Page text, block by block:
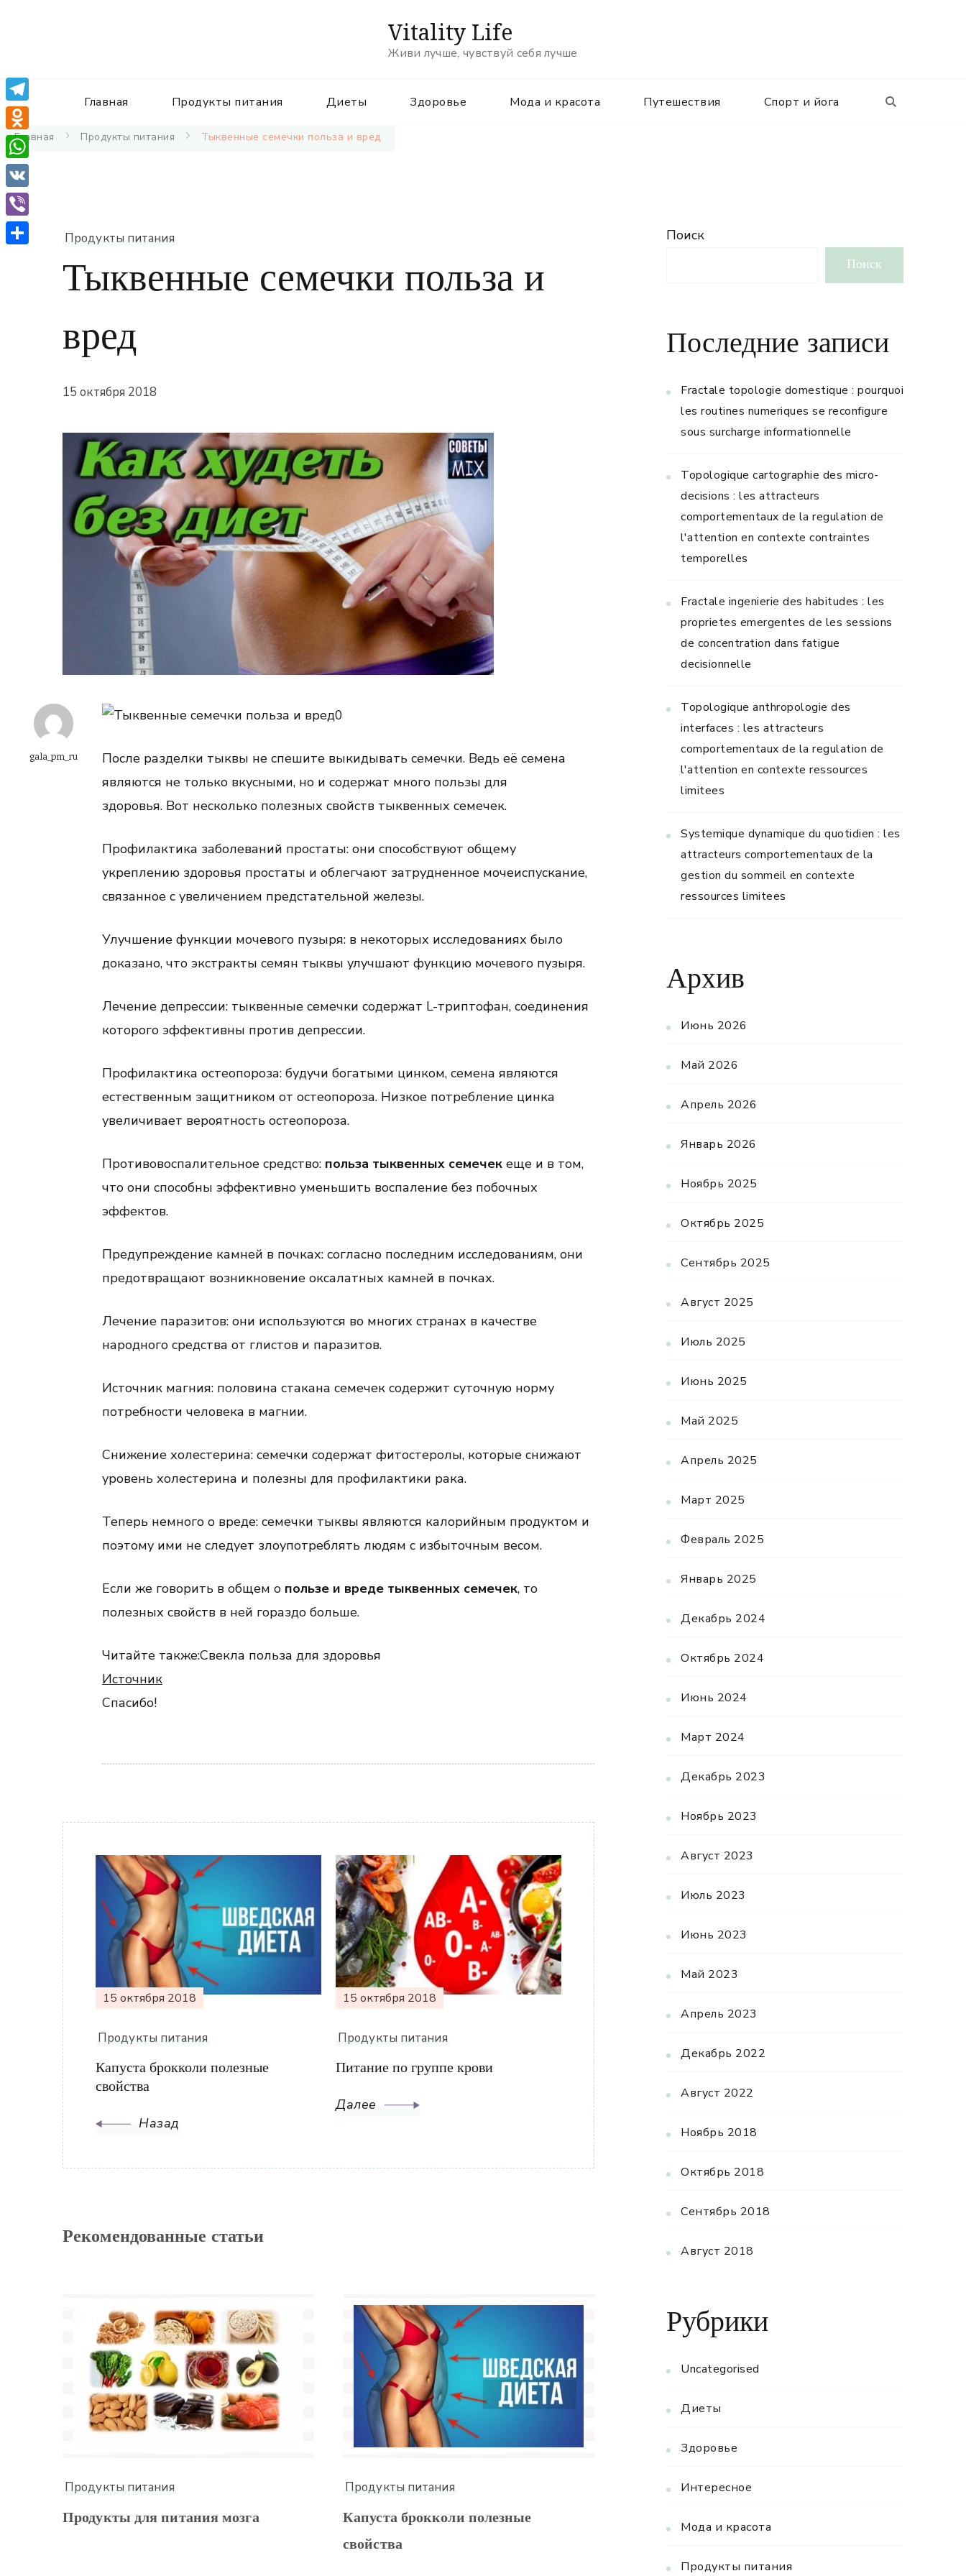
Vitality Life
Живи лучше, чувствуй себя лучше
Главная Продукты питания Диеты Здоровье Мода и красота Путешествия Спорт и йога
Главная Продукты питания Тыквенные семечки польза и вред
Продукты питания
Тыквенные семечки польза и
вред
15 октября 2018
gala_pm_ru
После разделки тыквы не спешите выкидывать семечки. Ведь её семена
являются не только вкусными, но и содержат много пользы для
здоровья. Вот несколько полезных свойств тыквенных семечек.
Профилактика заболеваний простаты: они способствуют общему
укреплению здоровья простаты и облегчают затрудненное мочеиспускание,
связанное с увеличением предстательной железы.
Улучшение функции мочевого пузыря: в некоторых исследованиях было
доказано, что экстракты семян тыквы улучшают функцию мочевого пузыря.
Лечение депрессии: тыквенные семечки содержат L-триптофан, соединения
которого эффективны против депрессии.
Профилактика остеопороза: будучи богатыми цинком, семена являются
естественным защитником от остеопороза. Низкое потребление цинка
увеличивает вероятность остеопороза.
Противовоспалительное средство: польза тыквенных семечек еще и в том,
что они способны эффективно уменьшить воспаление без побочных
эффектов.
Предупреждение камней в почках: согласно последним исследованиям, они
предотвращают возникновение оксалатных камней в почках.
Лечение паразитов: они используются во многих странах в качестве
народного средства от глистов и паразитов.
Источник магния: половина стакана семечек содержит суточную норму
потребности человека в магнии.
Снижение холестерина: семечки содержат фитостеролы, которые снижают
уровень холестерина и полезны для профилактики рака.
Теперь немного о вреде: семечки тыквы являются калорийным продуктом и
поэтому ими не следует злоупотреблять людям с избыточным весом.
Если же говорить в общем о пользе и вреде тыквенных семечек, то
полезных свойств в ней гораздо больше.
Читайте также:Свекла польза для здоровья
Источник
Спасибо!
Навигация
по
записям
15 октября 2018
Продукты питания
Капуста брокколи полезные
свойства
Назад
15 октября 2018
Продукты питания
Питание по группе крови
Далее
Рекомендованные статьи
Продукты питания
Продукты для питания мозга
Продукты питания
Капуста брокколи полезные
свойства
Поиск
Поиск
Последние записи
Fractale topologie domestique : pourquoi
les routines numeriques se reconfigure
sous surcharge informationnelle
Topologique cartographie des micro-
decisions : les attracteurs
comportementaux de la regulation de
l'attention en contexte contraintes
temporelles
Fractale ingenierie des habitudes : les
proprietes emergentes de les sessions
de concentration dans fatigue
decisionnelle
Topologique anthropologie des
interfaces : les attracteurs
comportementaux de la regulation de
l'attention en contexte ressources
limitees
Systemique dynamique du quotidien : les
attracteurs comportementaux de la
gestion du sommeil en contexte
ressources limitees
Архив
Июнь 2026
Май 2026
Апрель 2026
Январь 2026
Ноябрь 2025
Октябрь 2025
Сентябрь 2025
Август 2025
Июль 2025
Июнь 2025
Май 2025
Апрель 2025
Март 2025
Февраль 2025
Январь 2025
Декабрь 2024
Октябрь 2024
Июнь 2024
Март 2024
Декабрь 2023
Ноябрь 2023
Август 2023
Июль 2023
Июнь 2023
Май 2023
Апрель 2023
Декабрь 2022
Август 2022
Ноябрь 2018
Октябрь 2018
Сентябрь 2018
Август 2018
Рубрики
Uncategorised
Диеты
Здоровье
Интересное
Мода и красота
Продукты питания
Telegram
Odnoklassniki
WhatsApp
VK
Viber